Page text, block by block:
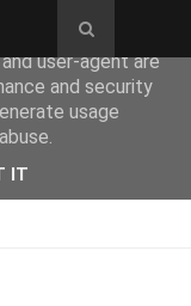
its services
user-agent are
and security
usage
IT